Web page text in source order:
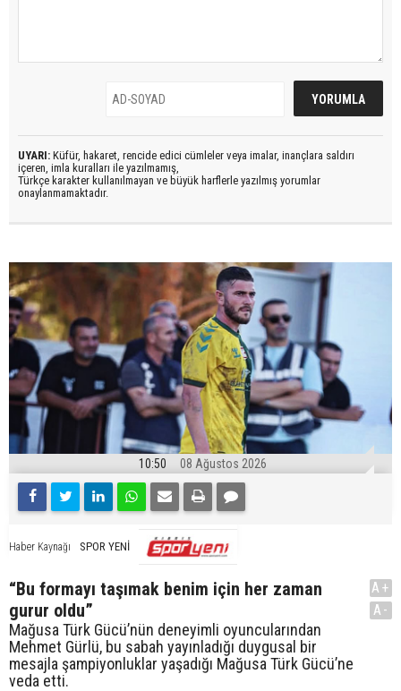
UYARI: Küfür, hakaret, rencide edici cümleler veya imalar, inançlara saldırı
içeren, imla kuralları ile yazılmamış,
Türkçe karakter kullanılmayan ve büyük harflerle yazılmış yorumlar
onaylanmamaktadır.
10:50 08 Ağustos 2026
Haber Kaynağı SPOR YENİ
“Bu formayı taşımak benim için her zaman
gurur oldu”
Mağusa Türk Gücü’nün deneyimli oyuncularından
Mehmet Gürlü, bu sabah yayınladığı duygusal bir
mesajla şampiyonluklar yaşadığı Mağusa Türk Gücü’ne
veda etti.
A+
A-